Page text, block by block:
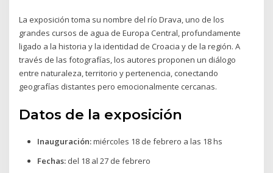
La exposición toma su nombre del río Drava, uno de los
grandes cursos de agua de Europa Central, profundamente
ligado a la historia y la identidad de Croacia y de la región. A
través de las fotografías, los autores proponen un diálogo
entre naturaleza, territorio y pertenencia, conectando
geografías distantes pero emocionalmente cercanas.
Datos de la exposición
Inauguración:miércoles 18 de febrero a las 18 hs
Fechas:del 18 al 27 de febrero